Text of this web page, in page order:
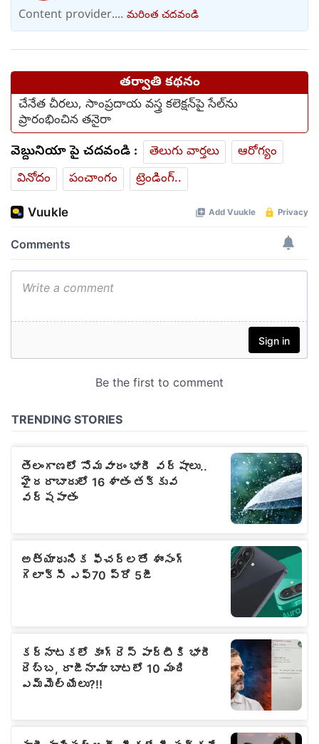
Content provider.... మరింత చదవండి
తర్వాతి కథనం
చేనేత చీరలు, సాంప్రదాయ వస్త్ర కలెక్షన్‌పై సేల్‌ను
ప్రారంభించిన తనైరా
వెబ్దునియా పై చదవండి : తెలుగు వార్తలు
ఆరోగ్యం
వినోదం
పంచాంగం ట్రెండింగ్..